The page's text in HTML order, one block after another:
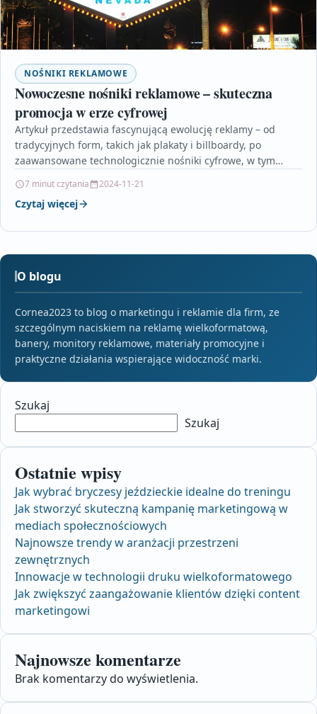
NOŚNIKI REKLAMOWE
Nowoczesne nośniki reklamowe – skuteczna
promocja w erze cyfrowej
Artykuł przedstawia fascynującą ewolucję reklamy – od
tradycyjnych form, takich jak plakaty i billboardy, po
zaawansowane technologicznie nośniki cyfrowe, w tym
7 minut czytania 2024-11-21
Czytaj więcej
O blogu
Cornea2023 to blog o marketingu i reklamie dla firm, ze
szczególnym naciskiem na reklamę wielkoformatową,
banery, monitory reklamowe, materiały promocyjne i
praktyczne działania wspierające widoczność marki.
Szukaj
Szukaj
Ostatnie wpisy
Jak wybrać bryczesy jeździeckie idealne do treningu
Jak stworzyć skuteczną kampanię marketingową w
mediach społecznościowych
Najnowsze trendy w aranżacji przestrzeni
zewnętrznych
Innowacje w technologii druku wielkoformatowego
Jak zwiększyć zaangażowanie klientów dzięki content
marketingowi
Najnowsze komentarze
Brak komentarzy do wyświetlenia.